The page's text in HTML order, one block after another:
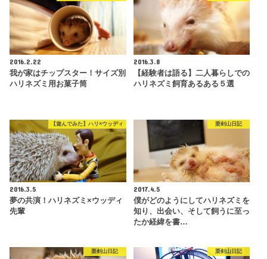
2016.2.22
我が家はチップスター！サイズ別
ハリネズミ用お菓子筒
2016.3.8
【経験者は語る】二人暮らしでの
ハリネズミ飼育あるある５選
【遊んでみた】ハリ×ウッディ
2016.3.5
夢の共演！ハリネズミ×ウッディ
先輩
栗剣山日記
2017.4.5
僕がどのようにしてハリネズミを
知り、出会い、そして飼うに至っ
たか経緯を書…
栗剣山日記 栗剣山日記